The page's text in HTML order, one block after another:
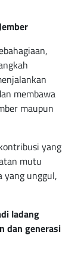
membawa
maupun
yang
mutu
yang unggul,
ladang
dan generasi